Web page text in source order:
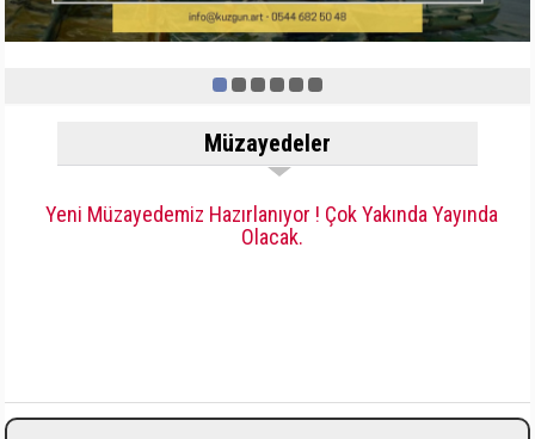
Müzayedeler
Yeni Müzayedemiz Hazırlanıyor ! Çok Yakında Yayında
Olacak.